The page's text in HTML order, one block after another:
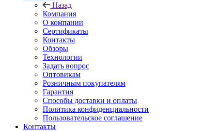
Назад
Компания
О компании
Сертификаты
Контакты
Обзоры
Технологии
Задать вопрос
Оптовикам
Розничным покупателям
Гарантия
Способы доставки и оплаты
Политика конфиденциальности
Пользовательское соглашение
Контакты